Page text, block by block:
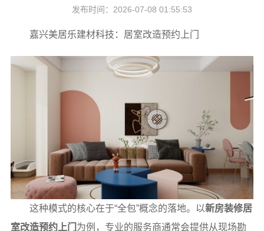
发布时间：2026-07-08 01:55:53
嘉兴美居乐建材科技：居室改造预约上门
这种模式的核心在于“全包”概念的落地。以新房装修居
室改造预约上门 为例，专业的服务商通常会提供从现场勘